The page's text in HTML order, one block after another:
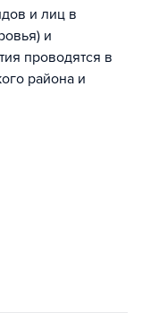
и лиц в
и
проводятся в
района и